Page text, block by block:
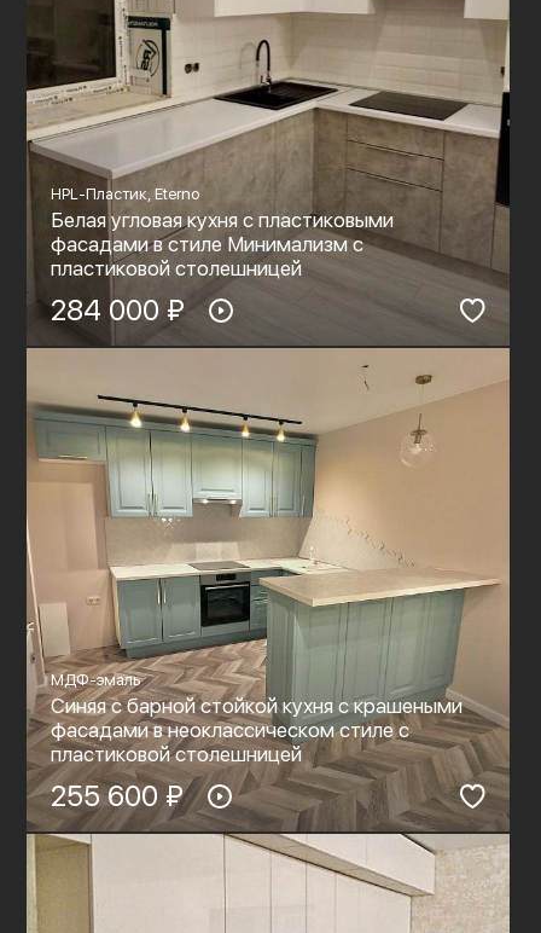
HPL-Пластик, Eterno
Белая угловая кухня с пластиковыми
фасадами в стиле Минимализм с
пластиковой столешницей
284 000 ₽
МДФ-эмаль
Синяя с барной стойкой кухня с крашеными
фасадами в неоклассическом стиле с
пластиковой столешницей
255 600 ₽